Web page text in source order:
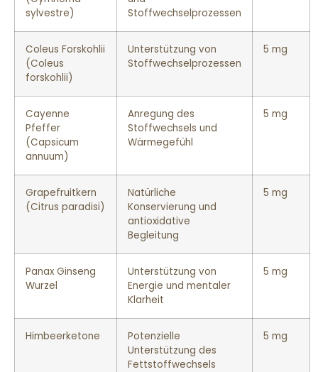
sylvestre)
Stoffwechselprozessen
Coleus Forskohlii
(Coleus
forskohlii)
Unterstützung von
Stoffwechselprozessen
5 mg
Cayenne
Pfeffer
(Capsicum
annuum)
Anregung des
Stoffwechsels und
Wärmegefühl
5 mg
Grapefruitkern
(Citrus paradisi)
Natürliche
Konservierung und
antioxidative
Begleitung
5 mg
Panax Ginseng
Wurzel
Unterstützung von
Energie und mentaler
Klarheit
5 mg
Himbeerketone
Potenzielle
Unterstützung des
Fettstoffwechsels
5 mg